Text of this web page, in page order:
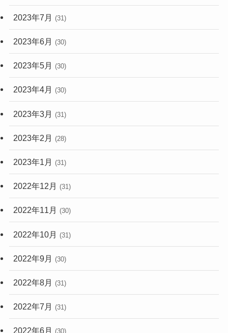
2023年7月 (31)
2023年6月 (30)
2023年5月 (30)
2023年4月 (30)
2023年3月 (31)
2023年2月 (28)
2023年1月 (31)
2022年12月 (31)
2022年11月 (30)
2022年10月 (31)
2022年9月 (30)
2022年8月 (31)
2022年7月 (31)
2022年6月 (30)